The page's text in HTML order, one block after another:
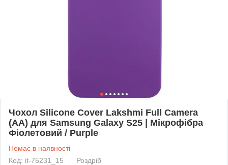
Чохол Silicone Cover Lakshmi Full Camera
(AA) для Samsung Galaxy S25 | Мікрофібра
Фіолетовий / Purple
Немає в наявності
Код: it-75231_15
Роздріб